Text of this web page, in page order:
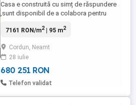
Casa e construită cu simț de răspundere
,sunt disponibil de a colabora pentru
interior bineinteles în baza unui buget.
sticlă,izolația de 10 cm. EPS 80
.decorativă ,granit ext.la pervaze
7161 RON/m2| 95 m2
Cordun, Neamt
28 iulie
680 251 RON
Telefon validat